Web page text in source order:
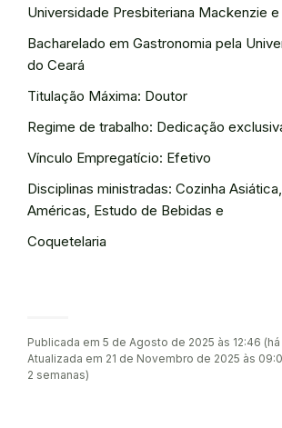
Universidade Presbiteriana Mackenzie e
Bacharelado em Gastronomia pela
do Ceará
Titulação Máxima: Doutor
Regime de trabalho: Dedicação
Vínculo Empregatício: Efetivo
Disciplinas ministradas: Cozinha
Américas, Estudo de Bebidas e
Coquetelaria
Publicada em 5 de Agosto de 2025 às 12:46 (há
Atualizada em 21 de Novembro de 2025 às
2 semanas)